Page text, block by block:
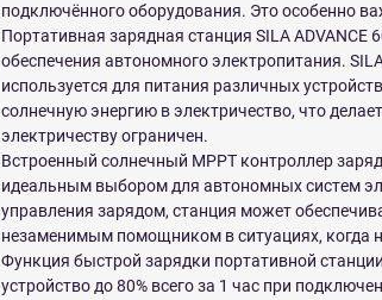
подключённого оборудования. Это особенно
Портативная зарядная станция SILA
обеспечения автономного электропитания.
используется для питания различных
солнечную энергию в электричество, что
электричеству ограничен.
Встроенный солнечный MPPT контроллер
идеальным выбором для автономных систем
управления зарядом, станция может
незаменимым помощником в ситуациях, когда
Функция быстрой зарядки портативной
устройство до 80% всего за 1 час при